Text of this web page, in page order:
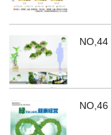
NO,44
NO,46